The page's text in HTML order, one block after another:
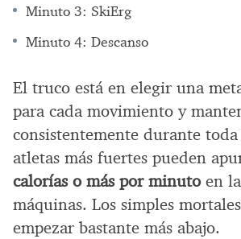
Minuto 3: SkiErg
Minuto 4: Descanso
El truco está en elegir una
para cada movimiento y
consistentemente durante
atletas más fuertes pueden
calorías o más por minutoen
máquinas. Los simples
empezar bastante más abajo.